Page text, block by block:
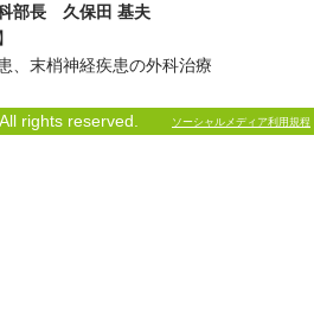
部長 久保田 基夫
、末梢神経疾患の外科治療
All rights reserved. ソーシャルメディア利用規程